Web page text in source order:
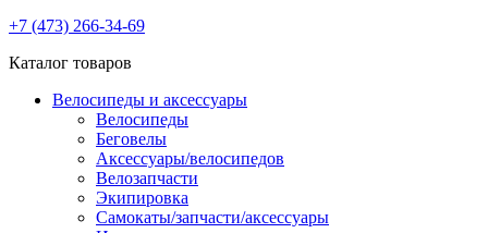
+7 (473) 266-34-69
Каталог товаров
Велосипеды и аксессуары
Велосипеды
Беговелы
Аксессуары/велосипедов
Велозапчасти
Экипировка
Самокаты/запчасти/аксессуары